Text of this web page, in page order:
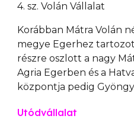
4. sz. Volán Vállalat
Korábban Mátra Volán
megye Egerhez
részre oszlott a nagy
Agria Egerben és a
központja pedig
Utódvállalat